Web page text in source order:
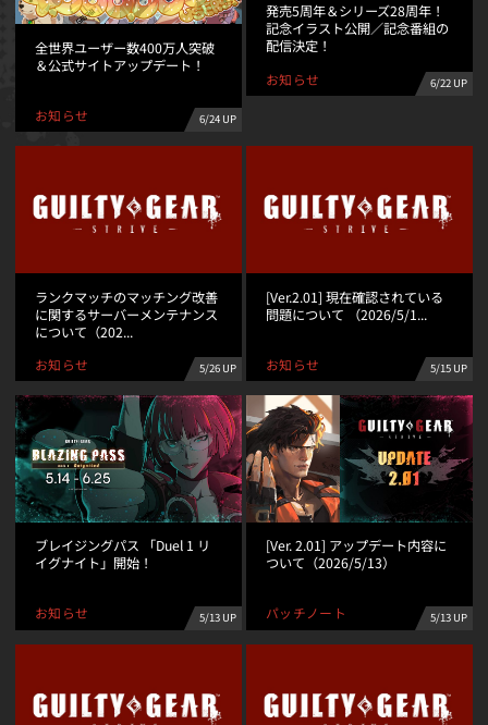
全世界ユーザー数400万人突破
＆公式サイトアップデート！
お知らせ 6/24 UP
発売5周年＆シリーズ28周年！
記念イラスト公開／記念番組の
配信決定！
お知らせ 6/22 UP
ランクマッチのマッチング改善
に関するサーバーメンテナンス
について（202...
お知らせ 5/26 UP
[Ver.2.01] 現在確認されている
問題について （2026/5/1...
お知らせ 5/15 UP
ブレイジングパス 「Duel 1 リ
イグナイト」開始！
お知らせ 5/13 UP
[Ver. 2.01] アップデート内容に
ついて（2026/5/13）
パッチノート 5/13 UP